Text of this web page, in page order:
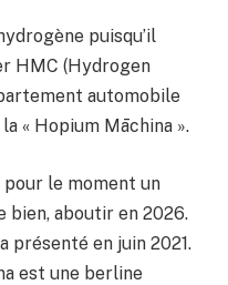
puisqu’il
HMC (Hydrogen
automobile
« Hopium Māchina ».
pour le moment un
bien, aboutir en 2026.
présenté en juin 2021.
est une berline